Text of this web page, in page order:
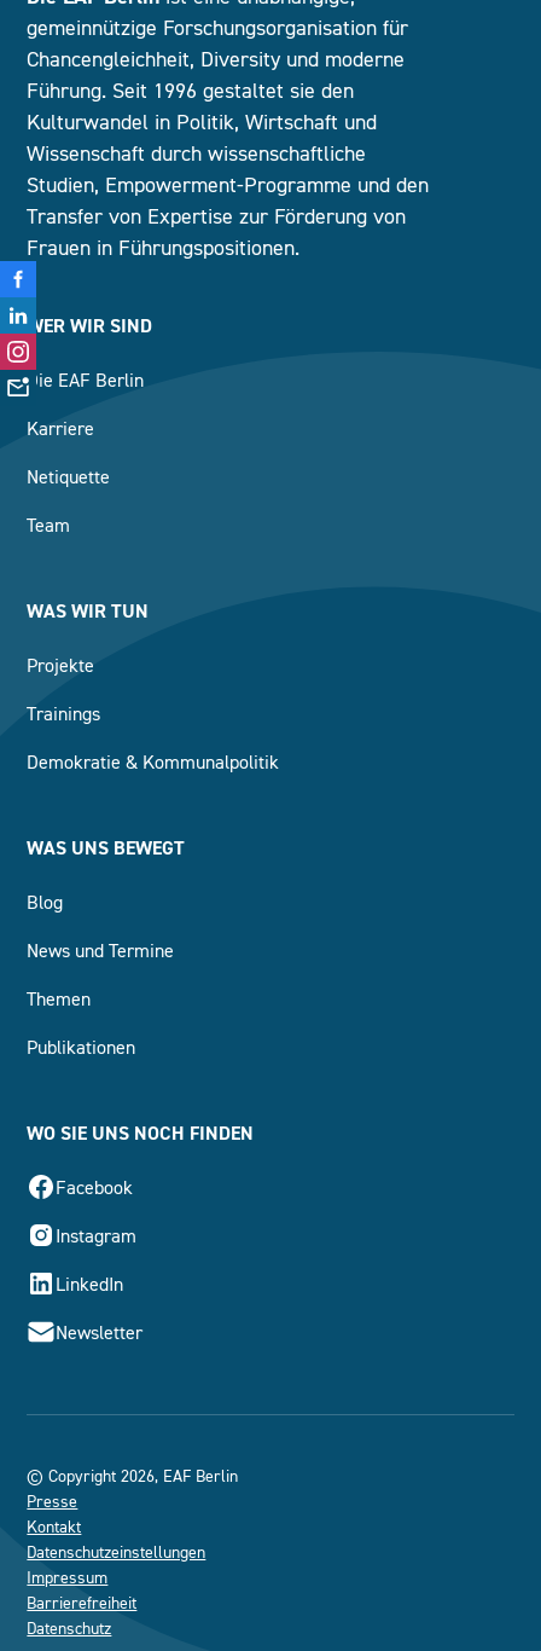
gemeinnützige Forschungsorganisation für
Chancengleichheit, Diversity und moderne
Führung. Seit 1996 gestaltet sie den
Kulturwandel in Politik, Wirtschaft und
Wissenschaft durch wissenschaftliche
Studien, Empowerment-Programme und den
Transfer von Expertise zur Förderung von
Frauen in Führungspositionen.
WER WIR SIND
Die EAF Berlin
Karriere
Netiquette
Team
WAS WIR TUN
Projekte
Trainings
Demokratie & Kommunalpolitik
WAS UNS BEWEGT
Blog
News und Termine
Themen
Publikationen
WO SIE UNS NOCH FINDEN
Facebook
Instagram
LinkedIn
Newsletter
© Copyright 2026, EAF Berlin
Presse
Kontakt
Datenschutzeinstellungen
Impressum
Barrierefreiheit
Datenschutz